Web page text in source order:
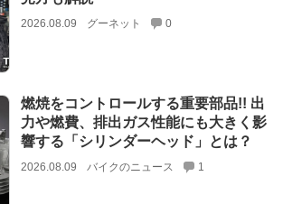
2026.08.09 グーネット 0
燃焼をコントロールする重要部品!! 出
力や燃費、排出ガス性能にも大きく影
響する「シリンダーヘッド」とは？
2026.08.09 バイクのニュース 1